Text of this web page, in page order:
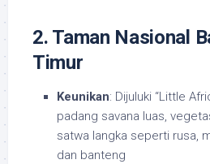
2. Taman Nasional
Timur
Keunikan: Dijuluki “Little
padang savana luas,
satwa langka seperti rusa,
dan banteng